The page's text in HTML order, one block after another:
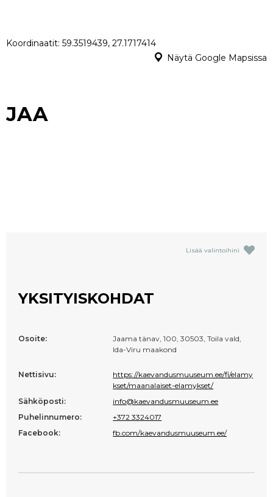
Koordinaatit: 59.3519439, 27.1717414
Näytä Google Mapsissa
JAA
Lisää valintoihini
YKSITYISKOHDAT
Osoite:
Jaama tänav, 100, 30503, Toila vald,
Ida-Viru maakond
Nettisivu:
https://kaevandusmuuseum.ee/fi/elamy
kset/maanalaiset-elamykset/
Sähköposti:
info@kaevandusmuuseum.ee
Puhelinnumero:
+372 3324017
Facebook:
fb.com/kaevandusmuuseum.ee/